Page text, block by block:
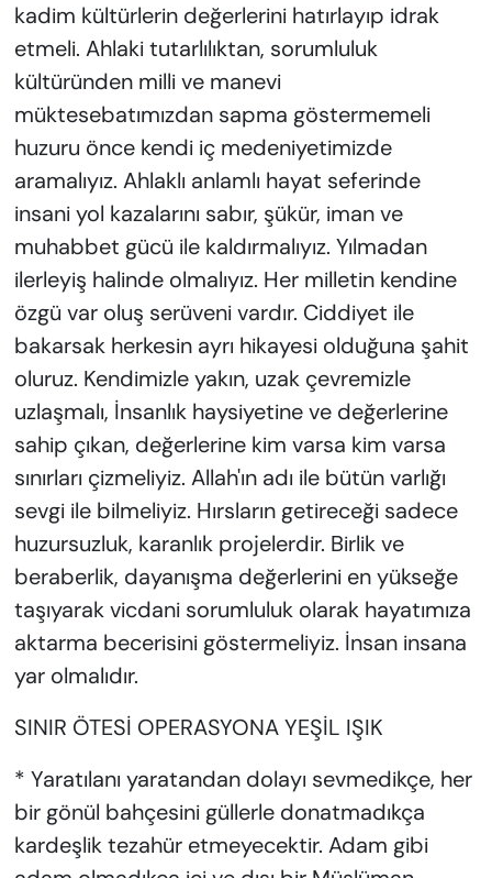
kadim kültürlerin değerlerini hatırlayıp idrak
etmeli. Ahlaki tutarlılıktan, sorumluluk
kültüründen milli ve manevi
müktesebatımızdan sapma göstermemeli
huzuru önce kendi iç medeniyetimizde
aramalıyız. Ahlaklı anlamlı hayat seferinde
insani yol kazalarını sabır, şükür, iman ve
muhabbet gücü ile kaldırmalıyız. Yılmadan
ilerleyiş halinde olmalıyız. Her milletin kendine
özgü var oluş serüveni vardır. Ciddiyet ile
bakarsak herkesin ayrı hikayesi olduğuna şahit
oluruz. Kendimizle yakın, uzak çevremizle
uzlaşmalı, İnsanlık haysiyetine ve değerlerine
sahip çıkan, değerlerine kim varsa kim varsa
sınırları çizmeliyiz. Allah'ın adı ile bütün varlığı
sevgi ile bilmeliyiz. Hırsların getireceği sadece
huzursuzluk, karanlık projelerdir. Birlik ve
beraberlik, dayanışma değerlerini en yükseğe
taşıyarak vicdani sorumluluk olarak hayatımıza
aktarma becerisini göstermeliyiz. İnsan insana
yar olmalıdır.
SINIR ÖTESİ OPERASYONA YEŞİL IŞIK
* Yaratılanı yaratandan dolayı sevmedikçe, her
bir gönül bahçesini güllerle donatmadıkça
kardeşlik tezahür etmeyecektir. Adam gibi